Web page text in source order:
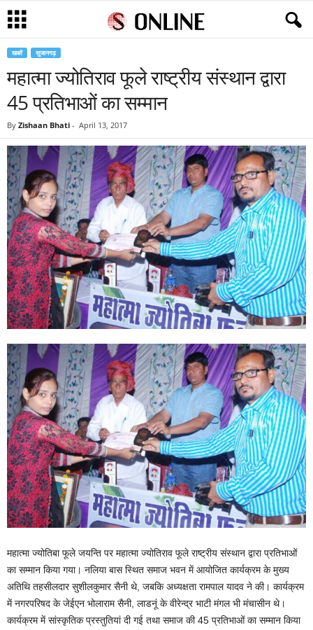
खबरें सुजानगढ़
महात्मा ज्योतिराव फूले राष्ट्रीय संस्थान द्वारा
45 प्रतिभाओं का सम्मान
By Zishaan Bhati - April 13, 2017
महात्मा ज्योतिबा फूले जयन्ति पर महात्मा ज्योतिराव फूले राष्ट्रीय संस्थान द्वारा प्रतिभाओं
का सम्मान किया गया। नलिया बास स्थित समाज भवन में आयोजित कार्यक्रम के मुख्य
अतिथि तहसीलदार सुशीलकुमार सैनी थे, जबकि अध्यक्षता रामपाल यादव ने की। कार्यक्रम
में नगरपरिषद के जेईएन भोलाराम सैनी, लाडनूं के वीरेन्द्र भाटी मंगल भी मंचासीन थे।
कार्यक्रम में सांस्कृतिक प्रस्तुतियां दी गई तथा समाज की 45 प्रतिभाओं का सम्मान किया